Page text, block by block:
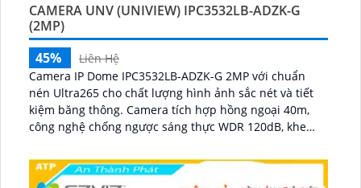
CAMERA UNV (UNIVIEW) IPC3532LB-ADZK-G
(2MP)
45%
Liên Hệ
Camera IP Dome IPC3532LB-ADZK-G 2MP với chuẩn
nén Ultra265 cho chất lượng hình ảnh sắc nét và tiết
kiệm băng thông. Camera tích hợp hồng ngoại 40m,
công nghệ chống ngược sáng thực WDR 120dB, khe
IP67 và chống va đập IK10...